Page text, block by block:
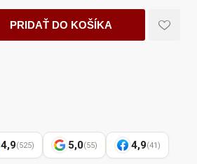
PRIDAŤ DO KOŠÍKA
4,9(525) 5,0(55) 4,9(41)